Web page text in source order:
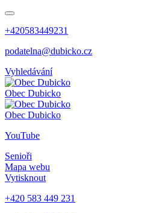
+420583449231
podatelna@dubicko.cz
Vyhledávání
Obec Dubicko
Obec Dubicko
YouTube
Senioři
Mapa webu
Vytisknout
+420 583 449 231